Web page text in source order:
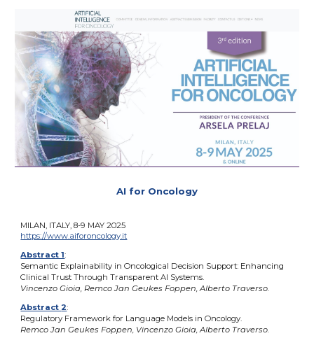
AI for Oncology
MILAN, ITALY, 8-9 MAY 2025
https://www.aiforoncology.it
Abstract 1:
Semantic Explainability in Oncological Decision Support: Enhancing
Clinical Trust Through Transparent AI Systems.
Vincenzo Gioia, Remco Jan Geukes Foppen, Alberto Traverso.
Abstract2:
Regulatory Framework for Language Models in Oncology.
Remco Jan Geukes Foppen, Vincenzo Gioia, Alberto Traverso.